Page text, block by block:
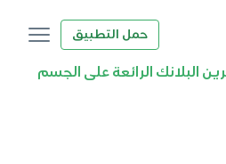
حمل التطبيق
البلانك الرائعة على الجسم